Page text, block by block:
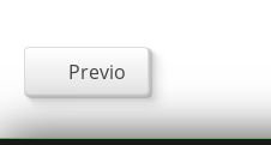
Previo